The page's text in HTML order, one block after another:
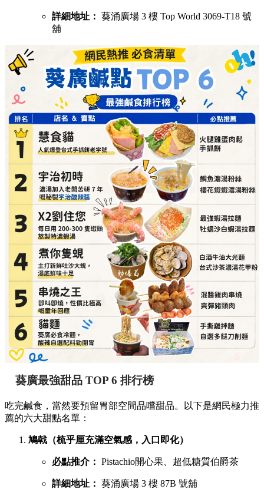
詳細地址： 葵涌廣場 3 樓 Top World 3069-T18 號
舖
葵廣最強甜品 TOP 6 排行榜
吃完鹹食，當然要預留胃部空間品嚐甜品。以下是網民極力推
薦的六大甜點名單：
鳩戟（梳乎厘充滿空氣感，入口即化）
必點推介： Pistachio開心果、超低糖質伯爵茶
詳細地址： 葵涌廣場 3 樓 87B 號舖